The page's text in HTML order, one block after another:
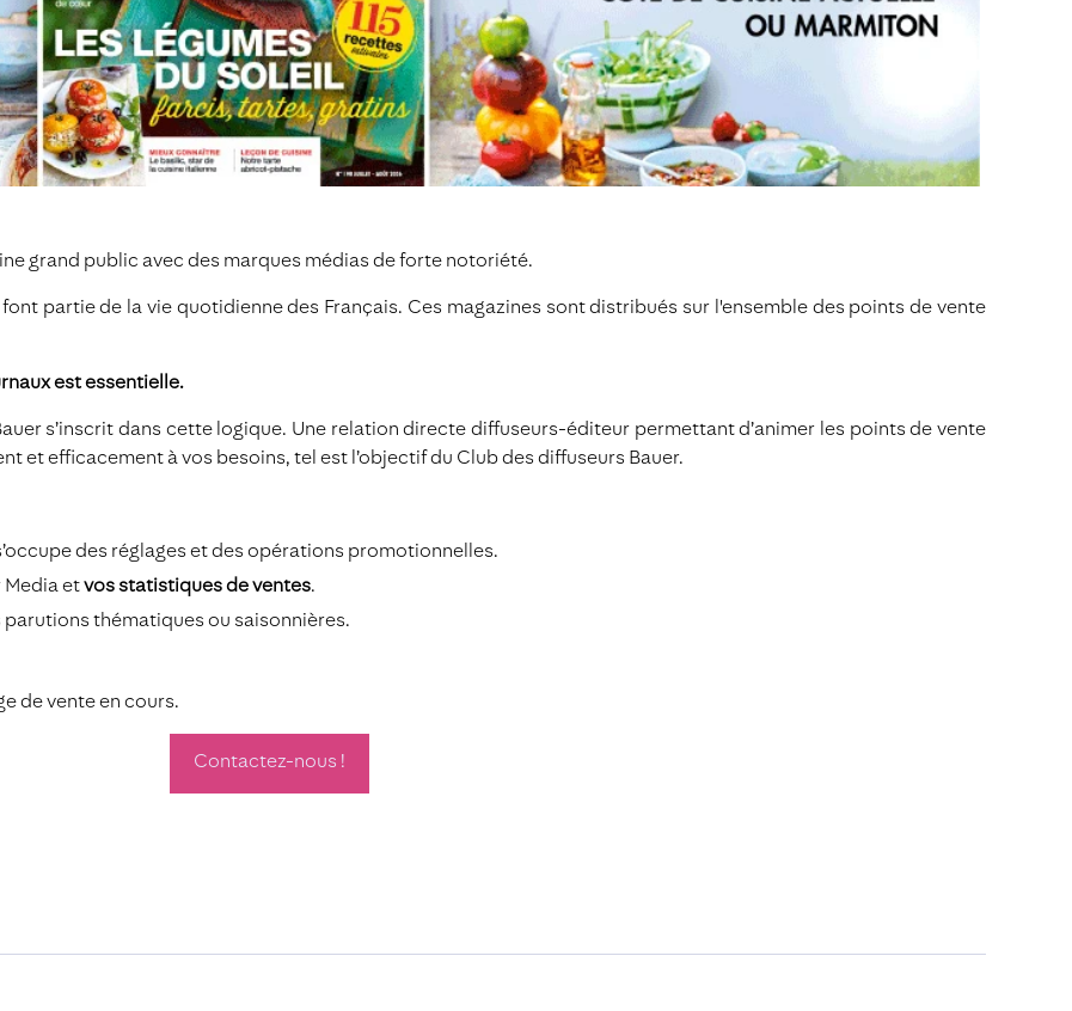
grand public avec des marques médias de forte notoriété.
partie de la vie quotidienne des Français. Ces magazines sont distribués sur l'ensemble des points de vente
est essentielle.
s’inscrit dans cette logique. Une relation directe diffuseurs-éditeur permettant d’animer les points de vente
et efficacement à vos besoins, tel est l’objectif du Club des diffuseurs Bauer.
des réglages et des opérations promotionnelles.
Media etvos statistiques de ventes.
parutions thématiques ou saisonnières.
de vente en cours.
Contactez-nous !